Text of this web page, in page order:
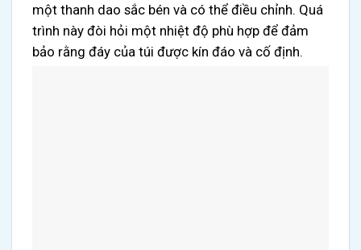
một thanh dao sắc bén và có thể điều chỉnh. Quá
trình này đòi hỏi một nhiệt độ phù hợp để đảm
bảo rằng đáy của túi được kín đáo và cố định.